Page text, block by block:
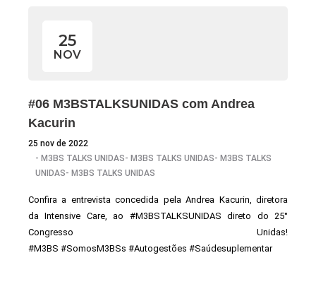
25
NOV
#06 M3BSTALKSUNIDAS com Andrea
Kacurin
25 nov de 2022
- M3BS TALKS UNIDAS- M3BS TALKS UNIDAS- M3BS TALKS
UNIDAS- M3BS TALKS UNIDAS
Confira a entrevista concedida pela Andrea Kacurin, diretora
da Intensive Care, ao #M3BSTALKSUNIDAS direto do 25°
Congresso Unidas!
#M3BS #SomosM3BSs #Autogestões #Saúdesuplementar